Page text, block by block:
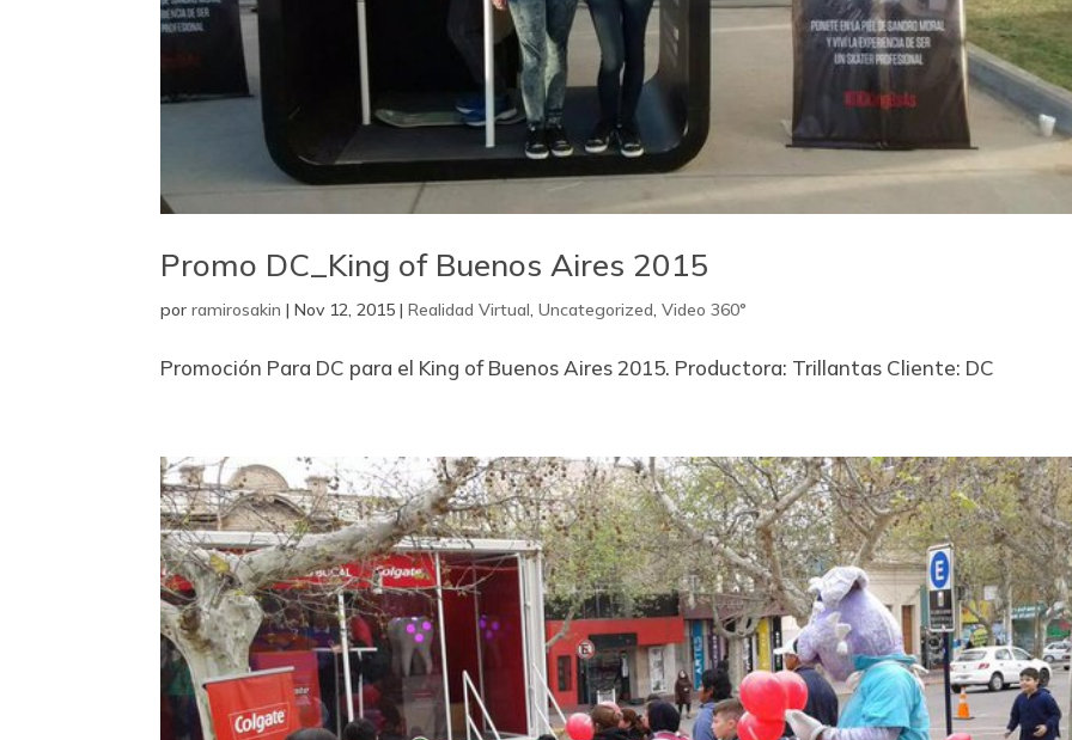
Promo DC_King of Buenos Aires 2015
porramirosakin |Nov 12, 2015 |Realidad Virtual,Uncategorized,Video 360°
Promoción Para DC para el King of Buenos Aires 2015. Productora: Trillantas Cliente: DC